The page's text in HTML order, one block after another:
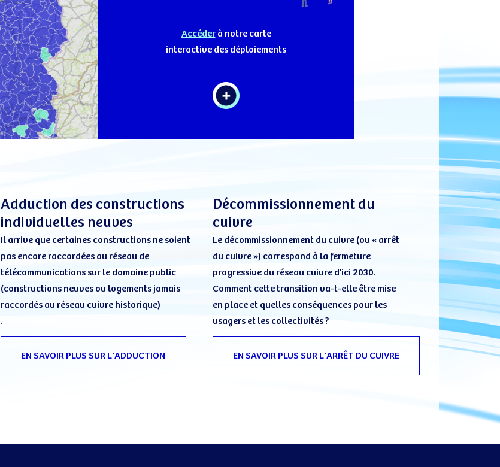
Accéderà notre carte
interactive des déploiements
Adduction des constructions
individuelles neuves
Il arrive que certaines constructions ne soient
pas encore raccordées au réseau de
télécommunications sur le domaine public
(constructions neuves ou logements jamais
raccordés au réseau cuivre historique)
.
EN SAVOIR PLUS SUR L'ADDUCTION
Décommissionnement du
cuivre
Le décommissionnement du cuivre (ou « arrêt
du cuivre ») correspond à la fermeture
progressive du réseau cuivre d’ici 2030.
Comment cette transition va-t-elle être mise
en place et quelles conséquences pour les
usagers et les collectivités ?
EN SAVOIR PLUS SUR L'ARRÊT DU CUIVRE